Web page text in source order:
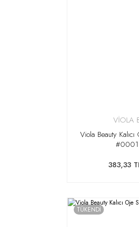
VİOLA
Viola Beauty
383,33
TÜKENDİ